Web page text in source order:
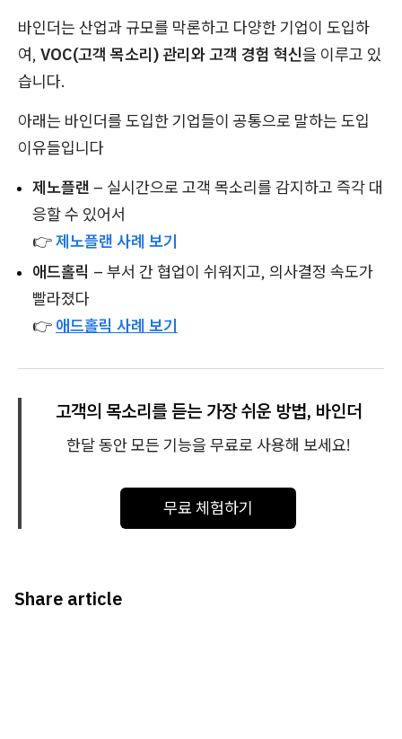
바인더는 산업과 규모를 막론하고 다양한 기업이 도입하
여, VOC(고객 목소리) 관리와 고객 경험 혁신을 이루고 있
습니다.
아래는 바인더를 도입한 기업들이 공통으로 말하는 도입
이유들입니다
제노플랜 – 실시간으로 고객 목소리를 감지하고 즉각 대
응할 수 있어서
👉제노플랜 사례 보기
애드홀릭 – 부서 간 협업이 쉬워지고, 의사결정 속도가
빨라졌다
👉 애드홀릭 사례 보기
고객의 목소리를 듣는 가장 쉬운 방법, 바인더
한달 동안 모든 기능을 무료로 사용해 보세요!
무료 체험하기
Share article